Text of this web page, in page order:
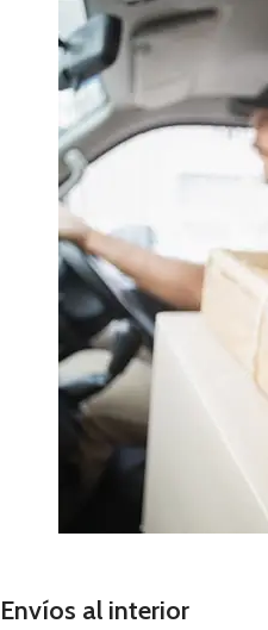
Envíos al interior